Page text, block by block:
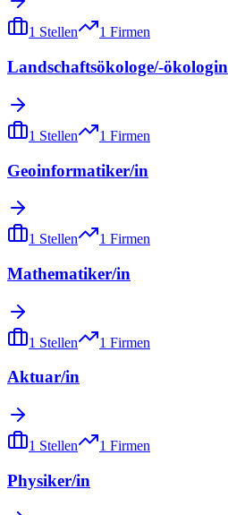
1 Stellen 1 Firmen
Landschaftsökologe/-ökologin
1 Stellen 1 Firmen
Geoinformatiker/in
1 Stellen 1 Firmen
Mathematiker/in
1 Stellen 1 Firmen
Aktuar/in
1 Stellen 1 Firmen
Physiker/in